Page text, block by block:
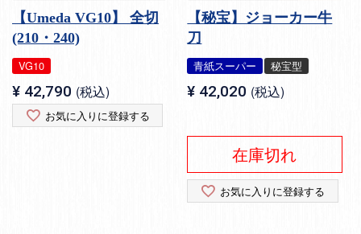
【Umeda VG10】 全切
(210・240)
VG10
¥ 42,790 税込
お気に入りに登録する
【秘宝】ジョーカー牛
刀
青紙スーパー 秘宝型
¥ 42,020 税込
在庫切れ
お気に入りに登録する